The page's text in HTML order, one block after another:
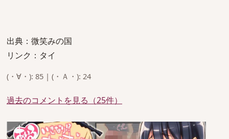
出典：微笑みの国
リンク：タイ
(・∀・): 85 | (・Ａ・): 24
過去のコメントを見る（25件）